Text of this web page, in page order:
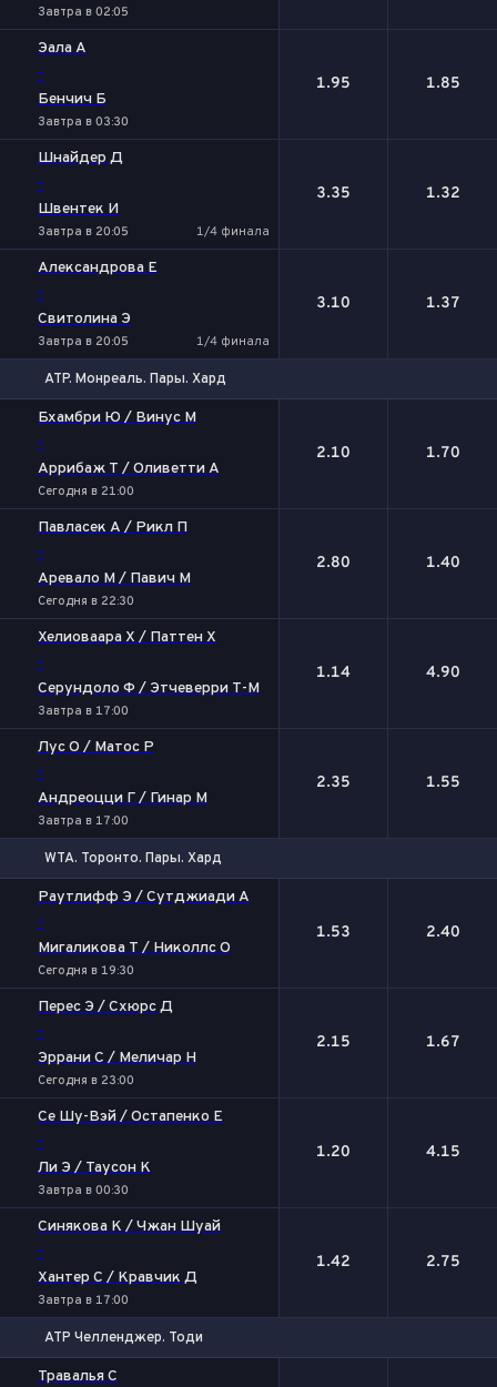
Завтра в 02:05
Эала А
-
Бенчич Б
Завтра в 03:30
1.95 1.85
Шнайдер Д
-
Швентек И
Завтра в 20:05 1/4 финала
3.35 1.32
Александрова Е
-
Свитолина Э
Завтра в 20:05 1/4 финала
3.10 1.37
ATP. Монреаль. Пары. Хард
Бхамбри Ю / Винус М
-
Аррибаж Т / Оливетти А
Сегодня в 21:00
2.10 1.70
Павласек А / Рикл П
-
Аревало М / Павич М
Сегодня в 22:30
2.80 1.40
Хелиоваара Х / Паттен Х
-
Серундоло Ф / Этчеверри Т-М
Завтра в 17:00
1.14 4.90
Лус О / Матос Р
-
Андреоцци Г / Гинар М
Завтра в 17:00
2.35 1.55
WTA. Торонто. Пары. Хард
Раутлифф Э / Сутджиади А
-
Мигаликова Т / Николлс О
Сегодня в 19:30
1.53 2.40
Перес Э / Схюрс Д
-
Эррани С / Меличар Н
Сегодня в 23:00
2.15 1.67
Се Шу-Вэй / Остапенко Е
-
Ли Э / Таусон К
Завтра в 00:30
1.20 4.15
Синякова К / Чжан Шуай
-
Хантер С / Кравчик Д
Завтра в 17:00
1.42 2.75
ATP Челленджер. Тоди
Травалья С